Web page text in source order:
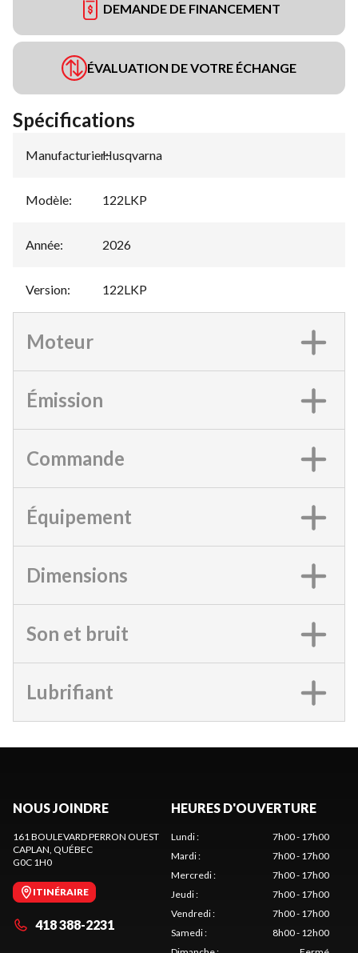
DEMANDE DE FINANCEMENT
ÉVALUATION DE VOTRE ÉCHANGE
Spécifications
Manufacturier:
Husqvarna
Modèle: 122LKP
Année: 2026
Version: 122LKP
Moteur
Émission
Commande
Équipement
Dimensions
Son et bruit
Lubrifiant
NOUS JOINDRE
161 BOULEVARD PERRON OUEST
CAPLAN, QUÉBEC
G0C 1H0
ITINÉRAIRE
418 388-2231
HEURES D'OUVERTURE
Lundi:
7h00 - 17h00
Mardi:
7h00 - 17h00
Mercredi:
7h00 - 17h00
Jeudi:
7h00 - 17h00
Vendredi:
7h00 - 17h00
Samedi:
8h00 - 12h00